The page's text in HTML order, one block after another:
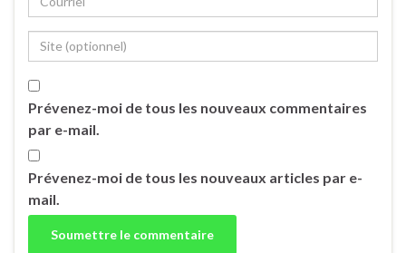
Prévenez-moi de tous les nouveaux commentaires
par e-mail.
Prévenez-moi de tous les nouveaux articles par e-
mail.